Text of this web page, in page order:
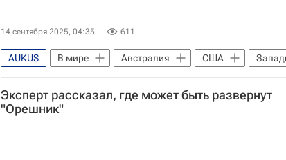
14 сентября 2025, 04:35 611
AUKUS В мире Австралия США
Энтони Альбанезе
Содружество
Эксперт рассказал, где может быть развернут
"Орешник"